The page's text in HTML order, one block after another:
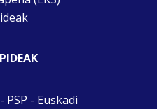
PSP - Euskadi